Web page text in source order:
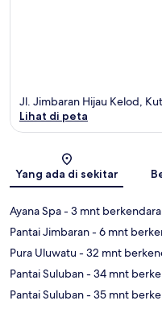
Jl. Jimbaran Hijau Kelod,
Lihat di peta
Yang ada di sekitar
Ayana Spa- 3 mnt berkendara
Pantai Jimbaran- 6 mnt
Pura Uluwatu- 32 mnt
Pantai Suluban- 34 mnt
Pantai Suluban- 35 mnt